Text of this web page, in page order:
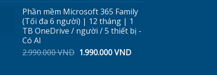
là:
360.000 VND.
tại
là:
299.000 VND.
Phần mềm Microsoft 365 Family
(Tối đa 6 người) | 12 tháng | 1
TB OneDrive / người / 5 thiết bị -
Có AI
2.990.000VND Giá
1.990.000VNDGiá